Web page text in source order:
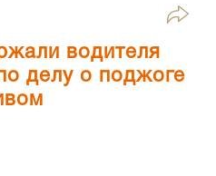
водителя
делу о поджоге